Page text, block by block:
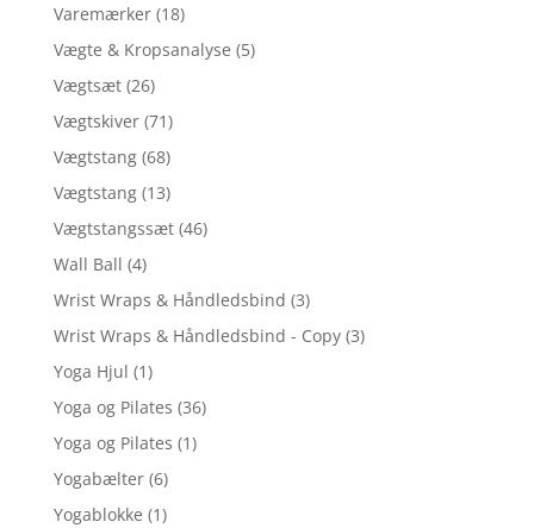
Varemærker (18)
Vægte & Kropsanalyse (5)
Vægtsæt (26)
Vægtskiver (71)
Vægtstang (68)
Vægtstang (13)
Vægtstangssæt (46)
Wall Ball (4)
Wrist Wraps & Håndledsbind (3)
Wrist Wraps & Håndledsbind - Copy (3)
Yoga Hjul (1)
Yoga og Pilates (36)
Yoga og Pilates (1)
Yogabælter (6)
Yogablokke (1)